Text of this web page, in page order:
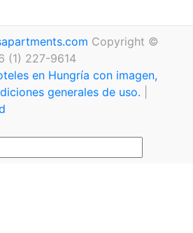
Copyright ©
(1) 227-9614
en Hungría con imagen,
generales de uso.